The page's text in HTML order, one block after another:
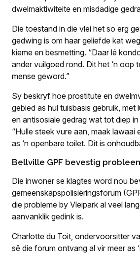
dwelmaktiwiteite en misdadige
Die toestand in die vlei het so erg
gedwing is om haar geliefde kat
kieme en besmetting. “Daar lê
ander vuilgoed rond. Dit het ‘n oop
mense geword.”
Sy beskryf hoe prostitute en
gebied as hul tuisbasis gebruik, met
en antisosiale gedrag wat tot diep
“Hulle steek vure aan, maak lawaai
as ‘n openbare toilet. Dit is
Bellville GPF bevestig
Die inwoner se klagtes word nou
gemeenskapspolisiëringsforum
die probleme by Vleipark al veel
aanvanklik gedink is.
Charlotte du Toit, ondervoorsitter
sê die forum ontvang al vir meer as